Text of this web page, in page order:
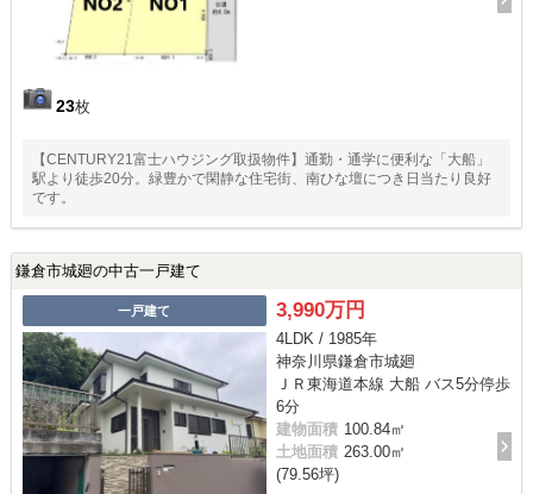
23枚
【CENTURY21富士ハウジング取扱物件】通勤・通学に便利な「大船」
駅より徒歩20分。緑豊かで閑静な住宅街、南ひな壇につき日当たり良好
です。
鎌倉市城廻の中古一戸建て
一戸建て 3,990万円
4LDK / 1985年
神奈川県鎌倉市城廻
ＪＲ東海道本線 大船 バス5分停歩
6分
建物面積 100.84㎡
土地面積 263.00㎡
(79.56坪)